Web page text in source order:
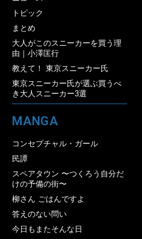
トピック
まとめ
大人がこのスニーカーを買う理
由｜小澤匡行
教えて！ 東京スニーカー氏
東京スニーカー氏が選ぶ買うべ
き大人スニーカー3選
MANGA
コンセプチャル・ガール
民譚
スペアタウン 〜つくろう自分だ
けの予備の街〜
柳さん ごはんですよ
答えのない問い
今日もまたそんな日